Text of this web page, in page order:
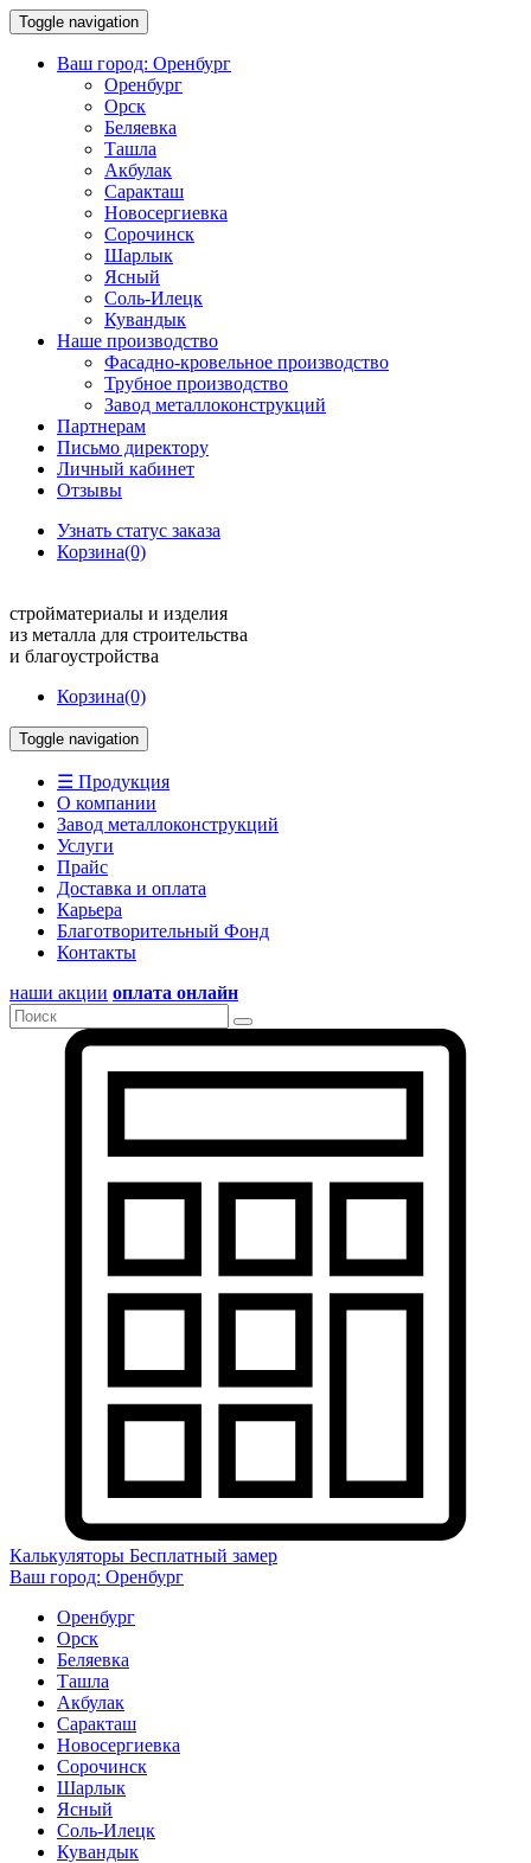
Toggle navigation
Ваш город: Оренбург
Оренбург
Орск
Беляевка
Ташла
Акбулак
Саракташ
Новосергиевка
Сорочинск
Шарлык
Ясный
Соль-Илецк
Кувандык
Наше производство
Фасадно-кровельное производство
Трубное производство
Завод металлоконструкций
Партнерам
Письмо директору
Личный кабинет
Отзывы
Узнать статус заказа
Корзина(0)
стройматериалы и изделия
из металла для строительства
и благоустройства
Корзина(0)
Toggle navigation
☰ Продукция
О компании
Завод металлоконструкций
Услуги
Прайс
Доставка и оплата
Карьера
Благотворительный Фонд
Контакты
наши акции оплата онлайн
Калькуляторы Бесплатный замер
Ваш город: Оренбург
Оренбург
Орск
Беляевка
Ташла
Акбулак
Саракташ
Новосергиевка
Сорочинск
Шарлык
Ясный
Соль-Илецк
Кувандык